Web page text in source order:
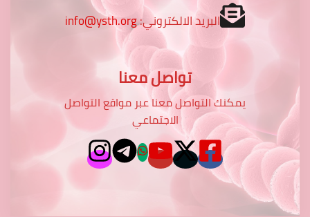
البريد الالكتروني:info@ysth.org
تواصل معنا
يمكنك التواصل معنا عبر مواقع التواصل
الاجتماعي